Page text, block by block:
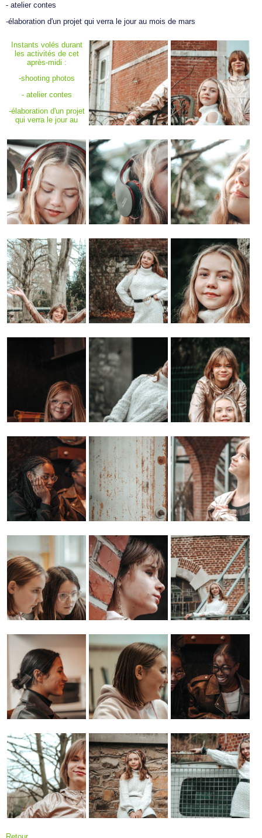
- atelier contes
-élaboration d'un projet qui verra le jour au mois de mars
Instants volés durant
les activités de cet
après-midi :
-shooting photos
- atelier contes
-élaboration d'un projet
qui verra le jour au
">